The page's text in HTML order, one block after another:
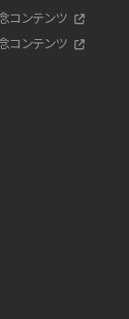
コンテンツ
コンテンツ